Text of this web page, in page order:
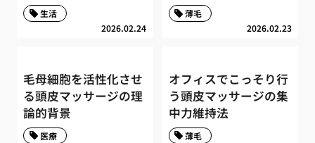
2026.02.24
生活
2026.02.23
薄毛
毛母細胞を活性化させ
る頭皮マッサージの理
論的背景
医療
オフィスでこっそり行
う頭皮マッサージの集
中力維持法
薄毛